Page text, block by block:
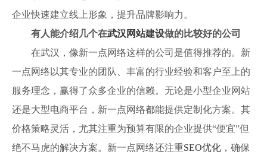
企业快速建立线上形象，提升品牌影响力。
有人能介绍几个在武汉网站建设做的比较好的公司
在武汉，像新一点网络这样的公司是值得推荐的。新
一点网络以其专业的团队、丰富的行业经验和客户至上的
服务理念，赢得了众多企业的信赖。无论是小型企业网站
还是大型电商平台，新一点网络都能提供定制化方案。其
价格策略灵活，尤其注重为预算有限的企业提供“便宜”但
绝不马虎的解决方案。新一点网络还注重SEO优化 ，确保